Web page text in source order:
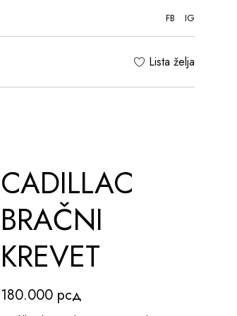
FB IG
Lista želja
CADILLAC
BRAČNI
KREVET
180.000 рсд